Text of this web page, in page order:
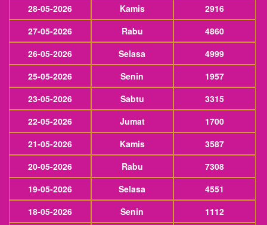
28-05-2026 Kamis
2916
27-05-2026
Rabu
4860
26-05-2026
Selasa
4999
25-05-2026
Senin
1957
23-05-2026
Sabtu
3315
22-05-2026
Jumat
1700
21-05-2026
Kamis
3587
20-05-2026
Rabu
7308
19-05-2026
Selasa
4551
18-05-2026
Senin 1112